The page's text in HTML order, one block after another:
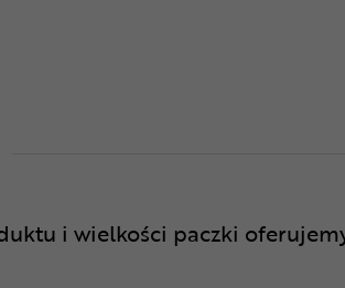
i wielkości paczki